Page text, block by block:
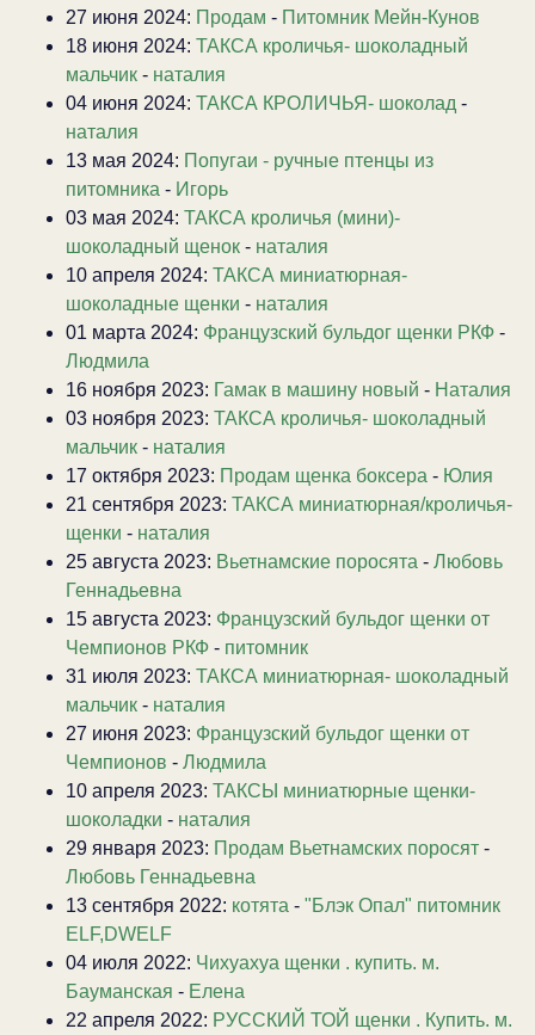
27 июня 2024: Продам - Питомник Мейн-Кунов
18 июня 2024: ТАКСА кроличья- шоколадный
мальчик - наталия
04 июня 2024: ТАКСА КРОЛИЧЬЯ- шоколад -
наталия
13 мая 2024: Попугаи - ручные птенцы из
питомника - Игорь
03 мая 2024: ТАКСА кроличья (мини)-
шоколадный щенок - наталия
10 апреля 2024: ТАКСА миниатюрная-
шоколадные щенки - наталия
01 марта 2024: Французский бульдог щенки РКФ -
Людмила
16 ноября 2023: Гамак в машину новый - Наталия
03 ноября 2023: ТАКСА кроличья- шоколадный
мальчик - наталия
17 октября 2023: Продам щенка боксера - Юлия
21 сентября 2023: ТАКСА миниатюрная/кроличья-
щенки - наталия
25 августа 2023: Вьетнамские поросята - Любовь
Геннадьевна
15 августа 2023: Французский бульдог щенки от
Чемпионов РКФ - питомник
31 июля 2023: ТАКСА миниатюрная- шоколадный
мальчик - наталия
27 июня 2023: Французский бульдог щенки от
Чемпионов - Людмила
10 апреля 2023: ТАКСЫ миниатюрные щенки-
шоколадки - наталия
29 января 2023: Продам Вьетнамских поросят -
Любовь Геннадьевна
13 сентября 2022: котята - "Блэк Опал" питомник
ELF,DWELF
04 июля 2022: Чихуахуа щенки . купить. м.
Бауманская - Елена
22 апреля 2022: РУССКИЙ ТОЙ щенки . Купить. м.